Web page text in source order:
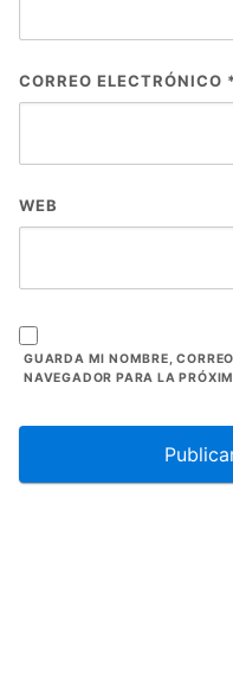
CORREO ELECTRÓNICO *
WEB
GUARDA MI NOMBRE,
NAVEGADOR PARA LA